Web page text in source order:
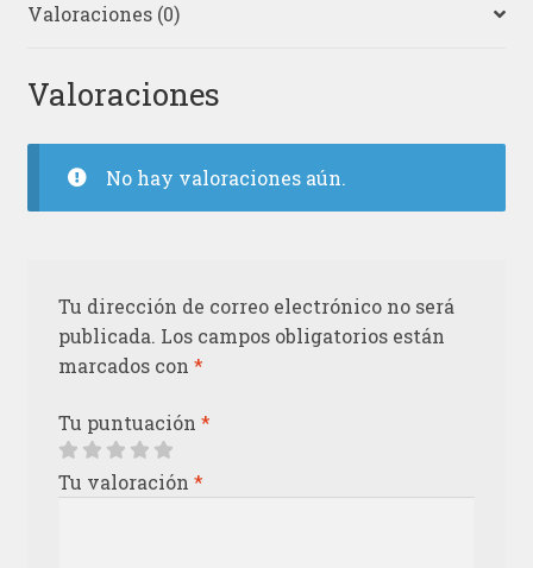
Valoraciones (0)
Valoraciones
No hay valoraciones aún.
Tu dirección de correo electrónico no será
publicada. Los campos obligatorios están
marcados con *
Tu puntuación *
Tu valoración *